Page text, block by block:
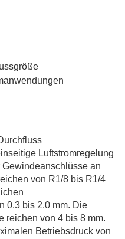
Luftstromregelung
an
von R1/8 bis R1/4
0.3 bis 2.0 mm. Die
reichen von 4 bis 8 mm.
Betriebsdruck von